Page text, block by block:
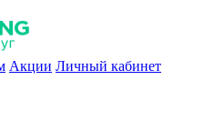
Акции Личный кабинет